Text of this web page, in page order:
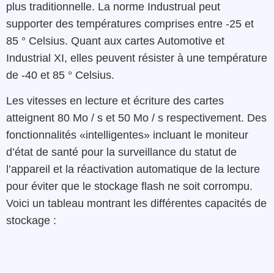
plus traditionnelle. La norme Industrual peut
supporter des températures comprises entre -25 et
85 ° Celsius. Quant aux cartes Automotive et
Industrial XI, elles peuvent résister à une température
de -40 et 85 ° Celsius.
Les vitesses en lecture et écriture des cartes
atteignent 80 Mo / s et 50 Mo / s respectivement. Des
fonctionnalités «intelligentes» incluant le moniteur
d’état de santé pour la surveillance du statut de
l’appareil et la réactivation automatique de la lecture
pour éviter que le stockage flash ne soit corrompu.
Voici un tableau montrant les différentes capacités de
stockage :